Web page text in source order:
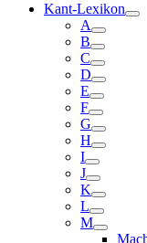
Kant-Lexikon
A
B
C
D
E
F
G
H
I
J
K
L
M